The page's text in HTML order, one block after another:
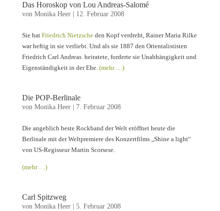
Das Horoskop von Lou Andreas-Salomé
von Monika Heer| 12. Februar 2008
Sie hat Friedrich Nietzscheden Kopf verdreht, Rainer Maria Rilke
war heftig in sie verliebt. Und als sie 1887 den Orientalististen
Friedrich Carl Andreas heiratete, forderte sie Unabhängigkeit und
Eigenständigkeit in der Ehe. (mehr …)
Die POP-Berlinale
von Monika Heer| 7. Februar 2008
Die angeblich beste Rockband der Welt eröffnet heute die
Berlinale mit der Weltpremiere des Konzertfilms „Shine a light“
von US-Regisseur Martin Scorsese.
(mehr …)
Carl Spitzweg
von Monika Heer| 5. Februar 2008